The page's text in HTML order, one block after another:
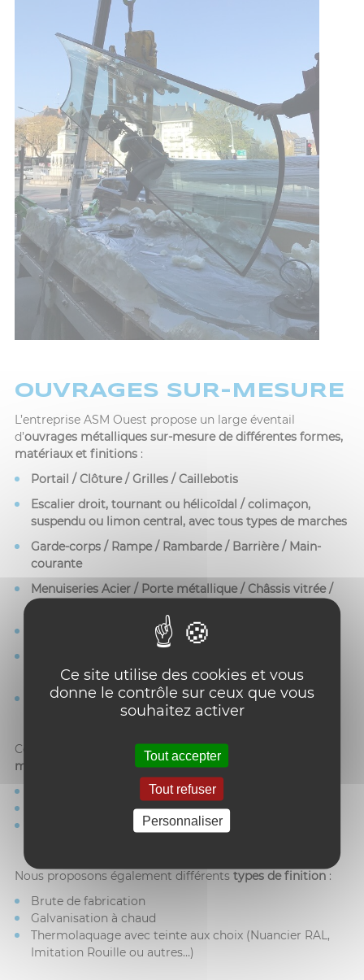
OUVRAGES SUR-MESURE
L’entreprise ASM Ouest propose un large éventail
d’ouvrages métalliques sur-mesure de différentes formes,
matériaux et finitions:
Portail / Clôture / Grilles / Caillebotis
Escalier droit, tournant ou hélicoïdal / colimaçon,
suspendu ou limon central, avec tous types de marches
Garde-corps / Rampe / Rambarde / Barrière / Main-
courante
Menuiseries Acier / Porte métallique / Châssis vitrée /
Hall d’entrée / Verrière / Fine line
Auvent / Terrasse
Vérandas, Marquise
Ces ouvrages sont fabriqués à partir de différentes
matières premières
(suivant demandes) :
Nous proposons également différents types de finition:
Brute de fabrication
Galvanisation à chaud
Thermolaquage avec teinte aux choix (Nuancier RAL,
Imitation Rouille ou autres…)
Ce site utilise des cookies et vous
donne le contrôle sur ceux que vous
souhaitez activer
Tout accepter
Tout refuser
Personnaliser